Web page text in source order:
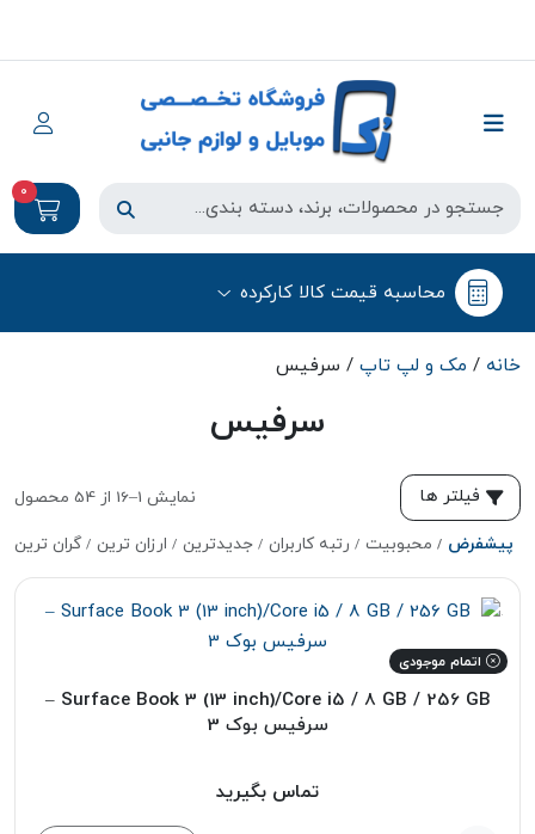
0
محاسبه قیمت کالا کارکرده
خانه / مک و لپ تاپ / سرفیس
سرفیس
فیلتر ها نمایش 1–16 از 54 محصول
پیشفرض محبوبیت رتبه کاربران جدیدترین ارزان ترین گران ترین
اتمام موجودی
Surface Book 3 (13 inch)/Core i5 / 8 GB / 256 GB –
سرفیس بوک 3
تماس بگیرید